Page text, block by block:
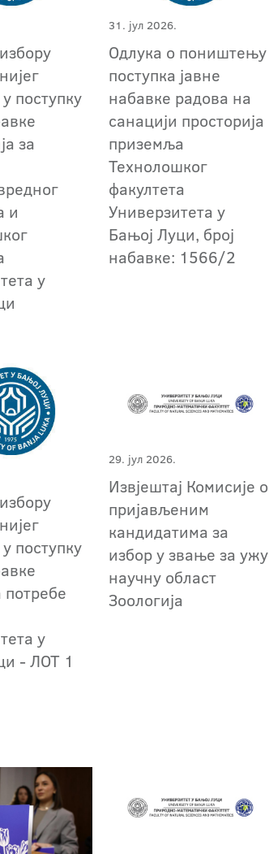
поступку
за
и
у
31. јул 2026.
Одлука о поништењу
поступка јавне
набавке радова на
санацији просторија
приземља
Технолошког
факултета
Универзитета у
Бањој Луци, број
набавке: 1566/2
поступку
потребе
у
- ЛОТ 1
29. јул 2026.
Извјештај Комисије о
пријављеним
кандидатима за
избор у звање за ужу
научну област
Зоологија